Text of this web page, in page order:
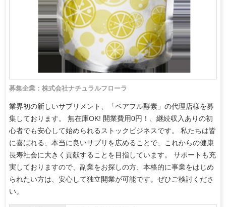
募集企業：株式会社ナチュラルフローラ
業界初の新しいサプリメント、「ベアフル酵素」の代理店様を募
集しております。 無在庫OK! 開業費用0円！、継続収入ありの初
心者でも安心して始められるストックビジネスです。 私たちは皆
に喜ばれる、本当に良いサプリを広めることで、これからの健康
長寿社会に大きく貢献することを目指しています。 サポートも充
実しておりますので、副業をお探しの方、本格的に事業をはじめ
られたい方は、安心して独立開業が可能です。ぜひご検討くださ
い。